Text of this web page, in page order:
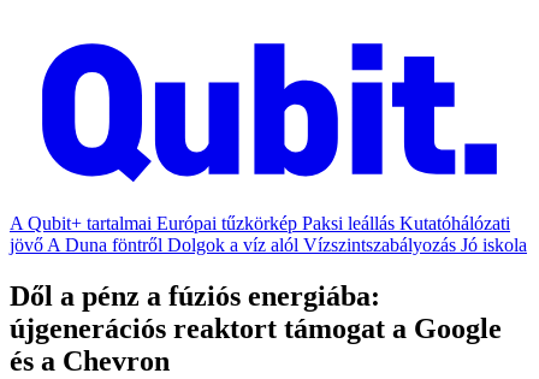
A Qubit+ tartalmai Európai tűzkörkép Paksi leállás Kutatóhálózati
jövő A Duna föntről Dolgok a víz alól Vízszintszabályozás Jó iskola
Dől a pénz a fúziós energiába:
újgenerációs reaktort támogat a Google
és a Chevron